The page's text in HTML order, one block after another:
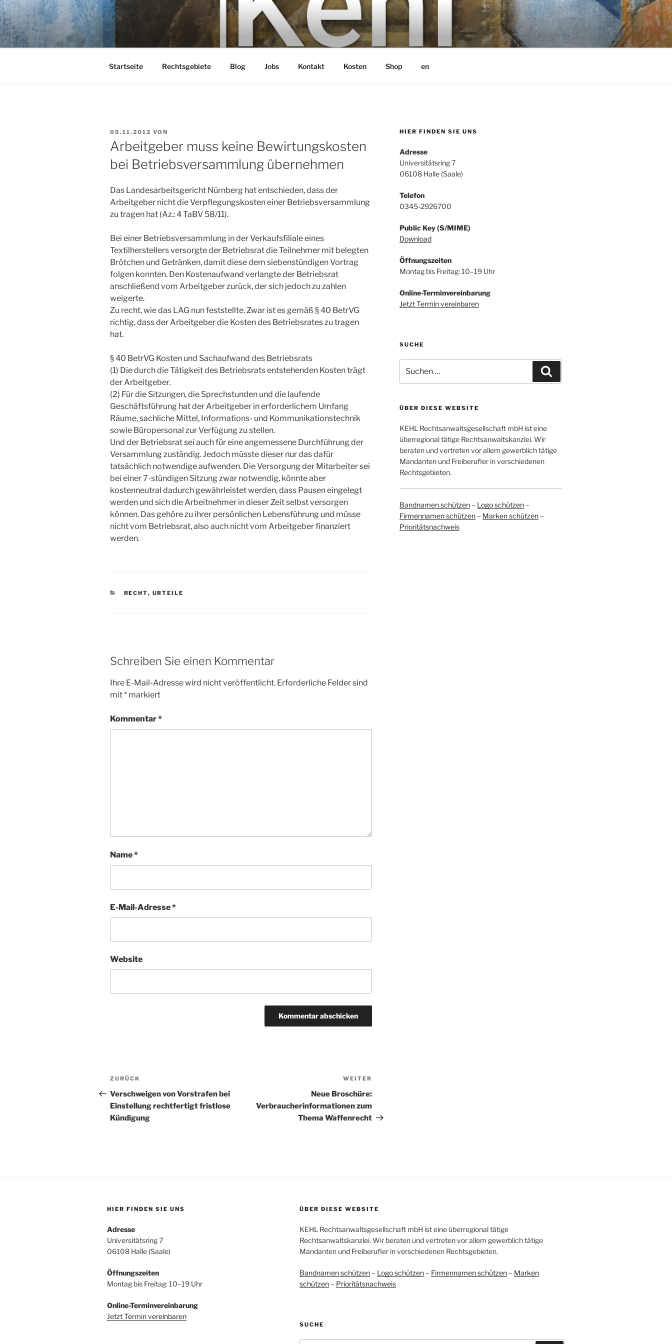
Zum
Inhalt
springen
KEHL
Rechtsanwaltsgesellschaft mbH
Startseite Rechtsgebiete Blog Jobs Kontakt Kosten Shop en
VERÖFFENTLICHT
AM
05.11.2012 VON
Arbeitgeber muss keine Bewirtungskosten
bei Betriebsversammlung übernehmen
Das Landesarbeitsgericht Nürnberg hat entschieden, dass der
Arbeitgeber nicht die Verpflegungskosten einer Betriebsversammlung
zu tragen hat (Az.: 4 TaBV 58/11).
Bei einer Betriebsversammlung in der Verkaufsfiliale eines
Textilherstellers versorgte der Betriebsrat die Teilnehmer mit belegten
Brötchen und Getränken, damit diese dem siebenstündigen Vortrag
folgen konnten. Den Kostenaufwand verlangte der Betriebsrat
anschließend vom Arbeitgeber zurück, der sich jedoch zu zahlen
weigerte.
Zu recht, wie das LAG nun feststellte. Zwar ist es gemäß § 40 BetrVG
richtig, dass der Arbeitgeber die Kosten des Betriebsrates zu tragen
hat.
§ 40 BetrVG Kosten und Sachaufwand des Betriebsrats
(1) Die durch die Tätigkeit des Betriebsrats entstehenden Kosten trägt
der Arbeitgeber.
(2) Für die Sitzungen, die Sprechstunden und die laufende
Geschäftsführung hat der Arbeitgeber in erforderlichem Umfang
Räume, sachliche Mittel, Informations- und Kommunikationstechnik
sowie Büropersonal zur Verfügung zu stellen.
Und der Betriebsrat sei auch für eine angemessene Durchführung der
Versammlung zuständig. Jedoch müsste dieser nur das dafür
tatsächlich notwendige aufwenden. Die Versorgung der Mitarbeiter sei
bei einer 7-stündigen Sitzung zwar notwendig, könnte aber
kostenneutral dadurch gewährleistet werden, dass Pausen eingelegt
werden und sich die Arbeitnehmer in dieser Zeit selbst versorgen
können. Das gehöre zu ihrer persönlichen Lebensführung und müsse
nicht vom Betriebsrat, also auch nicht vom Arbeitgeber finanziert
werden.
KATEGORIEN
RECHT, URTEILE
Schreiben Sie einen Kommentar
Ihre E-Mail-Adresse wird nicht veröffentlicht. Erforderliche Felder sind
mit* markiert
Kommentar*
Name*
E-Mail-Adresse*
Website
Beitragsnavigation
Vorheriger
Beitrag
ZURÜCK
Verschweigen von Vorstrafen bei
Einstellung rechtfertigt fristlose
Kündigung
Beitrag
WEITER
Neue Broschüre:
Verbraucherinformationen zum
Thema Waffenrecht
HIER FINDEN SIE UNS
Adresse
Universitätsring 7
06108 Halle (Saale)
Telefon
0345-2926700
Public Key (S/MIME)
Download
Öffnungszeiten
Montag bis Freitag: 10–19 Uhr
Online-Terminvereinbarung
Jetzt Termin vereinbaren
SUCHE
nach:
ÜBER DIESE WEBSITE
KEHL Rechtsanwaltsgesellschaft mbH ist eine
überregional tätige Rechtsanwaltskanzlei. Wir
beraten und vertreten vor allem gewerblich tätige
Mandanten und Freiberufler in verschiedenen
Rechtsgebieten.
Bandnamen schützen– Logo schützen–
Firmennamen schützen– Marken schützen–
Prioritätsnachweis
HIER FINDEN SIE UNS
Adresse
Universitätsring 7
06108 Halle (Saale)
Öffnungszeiten
Montag bis Freitag: 10–19 Uhr
Online-Terminvereinbarung
Jetzt Termin vereinbaren
ÜBER DIESE WEBSITE
KEHL Rechtsanwaltsgesellschaft mbH ist eine überregional tätige
Rechtsanwaltskanzlei. Wir beraten und vertreten vor allem gewerblich tätige
Mandanten und Freiberufler in verschiedenen Rechtsgebieten.
Bandnamen schützen– Logo schützen– Firmennamen schützen– Marken
schützen– Prioritätsnachweis
SUCHE